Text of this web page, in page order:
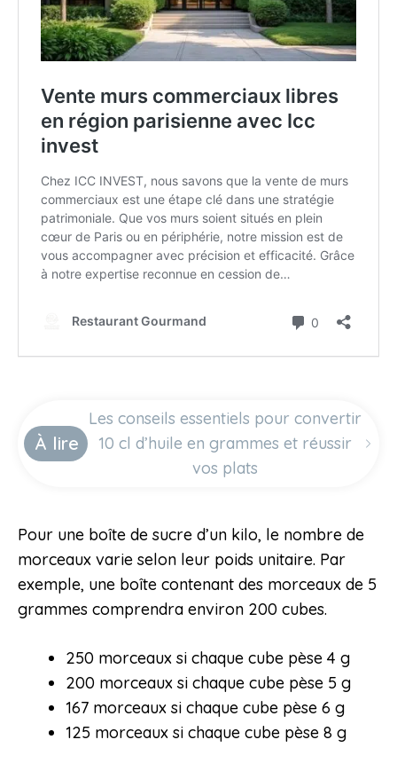
À lire
Les conseils essentiels pour convertir
10 cl d’huile en grammes et réussir
vos plats
Pour une boîte de sucre d’un kilo, le nombre de
morceaux varie selon leur poids unitaire. Par
exemple, une boîte contenant des morceaux de 5
grammes comprendra environ 200 cubes.
250 morceaux si chaque cube pèse 4 g
200 morceaux si chaque cube pèse 5 g
167 morceaux si chaque cube pèse 6 g
125 morceaux si chaque cube pèse 8 g